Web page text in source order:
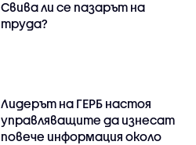
Свива ли се пазарът на
труда?
Лидерът на ГЕРБ настоя
управляващите да изнесат
повече информация около